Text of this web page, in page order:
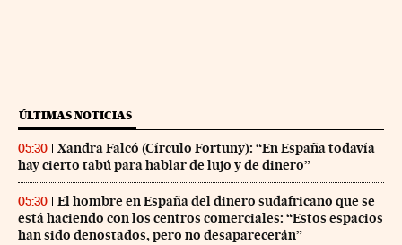
ÚLTIMAS NOTICIAS
05:30
Xandra Falcó (Círculo Fortuny): “En España todavía
hay cierto tabú para hablar de lujo y de dinero”
05:30
El hombre en España del dinero sudafricano que se
está haciendo con los centros comerciales: “Estos espacios
han sido denostados, pero no desaparecerán”